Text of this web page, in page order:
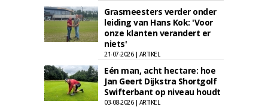
Grasmeesters verder onder
leiding van Hans Kok: 'Voor
onze klanten verandert er
niets'
21-07-2026 | ARTIKEL
Eén man, acht hectare: hoe
Jan Geert Dijkstra Shortgolf
Swifterbant op niveau houdt
03-08-2026 | ARTIKEL